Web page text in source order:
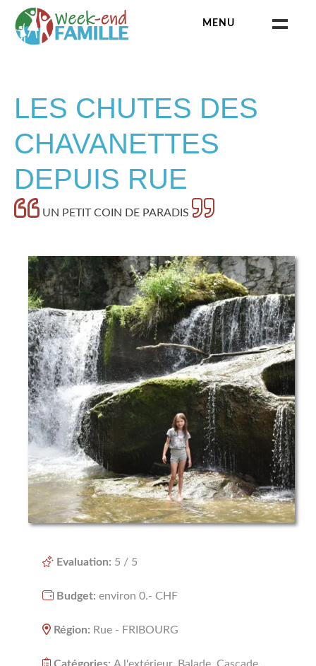
content
MENU
CATÉGORIES
ANIMAUX & ZOOS
BALADE
CHÂTEAU
ESCAPE GAME
MUSÉE
NATURE
NOËL
RÉGIONS
BERNE
FRIBOURG
GENÈVE
LUCERNE
LES CHUTES DES
CHAVANETTES
DEPUIS RUE
UN PETIT COIN DE PARADIS
Evaluation: 5 / 5
Budget: environ 0.- CHF
Région: Rue - FRIBOURG